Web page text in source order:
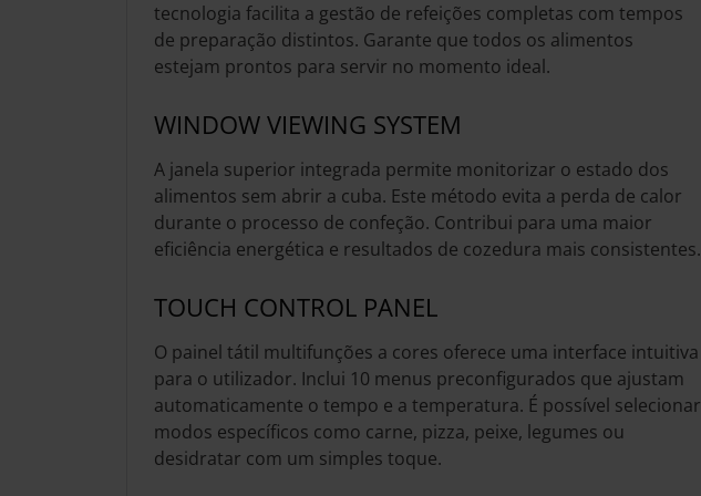
tecnologia facilita a gestão de refeições completas com tempos
de preparação distintos. Garante que todos os alimentos
estejam prontos para servir no momento ideal.
WINDOW VIEWING SYSTEM
A janela superior integrada permite monitorizar o estado dos
alimentos sem abrir a cuba. Este método evita a perda de calor
durante o processo de confeção. Contribui para uma maior
eficiência energética e resultados de cozedura mais consistentes.
TOUCH CONTROL PANEL
O painel tátil multifunções a cores oferece uma interface intuitiva
para o utilizador. Inclui 10 menus preconfigurados que ajustam
automaticamente o tempo e a temperatura. É possível selecionar
modos específicos como carne, pizza, peixe, legumes ou
desidratar com um simples toque.